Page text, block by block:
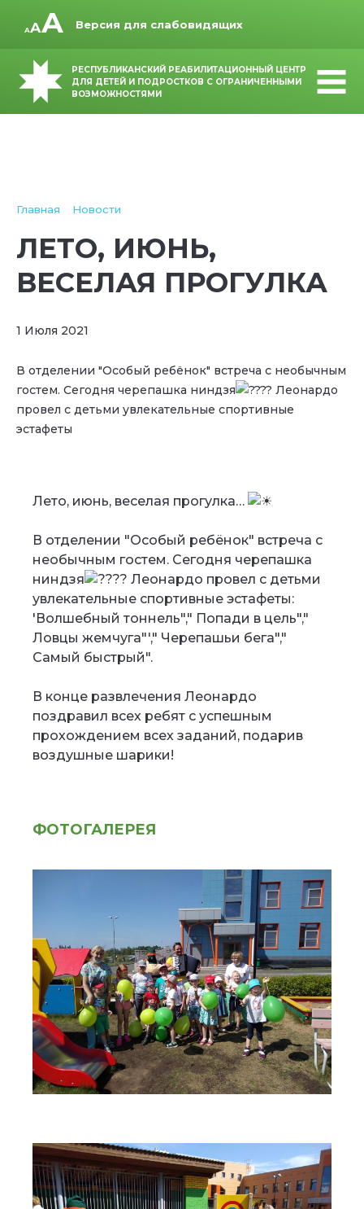
Версия для слабовидящих
РЕСПУБЛИКАНСКИЙ РЕАБИЛИТАЦИОННЫЙ ЦЕНТР
ДЛЯ ДЕТЕЙ И ПОДРОСТКОВ С ОГРАНИЧЕННЫМИ
ВОЗМОЖНОСТЯМИ
Главная Новости
ЛЕТО, ИЮНЬ,
ВЕСЕЛАЯ ПРОГУЛКА
1 Июля 2021
В отделении "Особый ребёнок" встреча с необычным
гостем. Сегодня черепашка ниндзя
Леонардо
провел с детьми увлекательные спортивные
эстафеты
Лето, июнь, веселая прогулка…
В отделении "Особый ребёнок" встреча с
необычным гостем. Сегодня черепашка
ниндзя
Леонардо провел с детьми
увлекательные спортивные эстафеты:
'Волшебный тоннель"," Попади в цель","
Ловцы жемчуга"'," Черепашьи бега","
Самый быстрый".
В конце развлечения Леонардо
поздравил всех ребят с успешным
прохождением всех заданий, подарив
воздушные шарики!
ФОТОГАЛЕРЕЯ